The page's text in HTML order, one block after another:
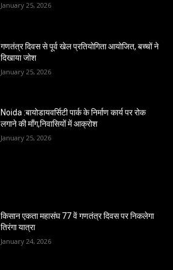
January 25, 2026
गणतंत्र दिवस से पूर्व खेल प्रतियोगिता आयोजित, बच्चों ने
दिखाया जोश
January 25, 2026
Noida :बायोडायवर्सिटी पार्क के निर्माण कार्य पर रोक
लगाने की माँग,निवासियों में आक्रोश
January 25, 2026
किसान एकता महासंघ 77 वें गणतंत्र दिवस पर निकलेगा
तिरंगा यात्रा
January 24, 2026